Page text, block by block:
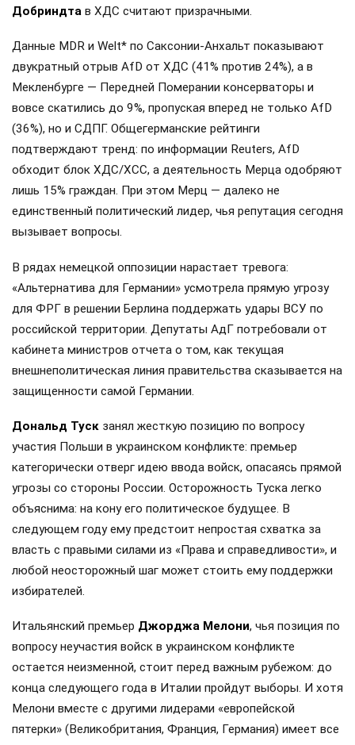
Добриндта в ХДС считают призрачными.
Данные MDR и Welt* по Саксонии-Анхальт показывают
двукратный отрыв AfD от ХДС (41% против 24%), а в
Мекленбурге — Передней Померании консерваторы и
вовсе скатились до 9%, пропуская вперед не только AfD
(36%), но и СДПГ. Общегерманские рейтинги
подтверждают тренд: по информации Reuters, AfD
обходит блок ХДС/ХСС, а деятельность Мерца одобряют
лишь 15% граждан. При этом Мерц — далеко не
единственный политический лидер, чья репутация сегодня
вызывает вопросы.
В рядах немецкой оппозиции нарастает тревога:
«Альтернатива для Германии» усмотрела прямую угрозу
для ФРГ в решении Берлина поддержать удары ВСУ по
российской территории. Депутаты АдГ потребовали от
кабинета министров отчета о том, как текущая
внешнеполитическая линия правительства сказывается на
защищенности самой Германии.
Дональд Туск занял жесткую позицию по вопросу
участия Польши в украинском конфликте: премьер
категорически отверг идею ввода войск, опасаясь прямой
угрозы со стороны России. Осторожность Туска легко
объяснима: на кону его политическое будущее. В
следующем году ему предстоит непростая схватка за
власть с правыми силами из «Права и справедливости», и
любой неосторожный шаг может стоить ему поддержки
избирателей.
Итальянский премьер Джорджа Мелони, чья позиция по
вопросу неучастия войск в украинском конфликте
остается неизменной, стоит перед важным рубежом: до
конца следующего года в Италии пройдут выборы. И хотя
Мелони вместе с другими лидерами «европейской
пятерки» (Великобритания, Франция, Германия) имеет все